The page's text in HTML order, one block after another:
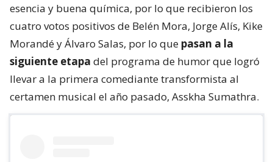
esencia y buena química, por lo que recibieron los
cuatro votos positivos de Belén Mora, Jorge Alís, Kike
Morandé y Álvaro Salas, por lo que pasan a la
siguiente etapa del programa de humor que logró
llevar a la primera comediante transformista al
certamen musical el año pasado, Asskha Sumathra.